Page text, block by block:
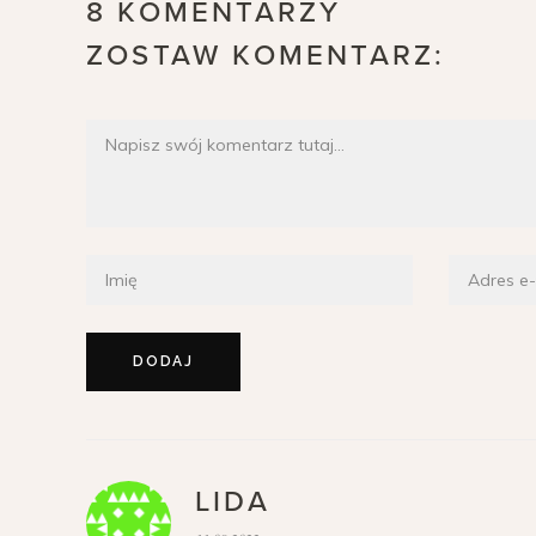
8 KOMENTARZY
ZOSTAW KOMENTARZ:
LIDA